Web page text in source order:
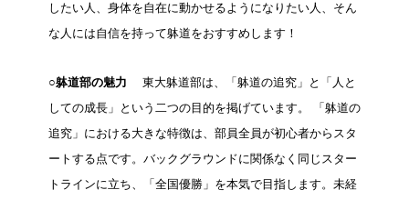
したい人、身体を自在に動かせるようになりたい人、そん
な人には自信を持って躰道をおすすめします！
○躰道部の魅力 東大躰道部は、「躰道の追究」と「人と
しての成長」という二つの目的を掲げています。 「躰道の
追究」における大きな特徴は、部員全員が初心者からスタ
ートする点です。バックグラウンドに関係なく同じスター
トラインに立ち、「全国優勝」を本気で目指します。未経